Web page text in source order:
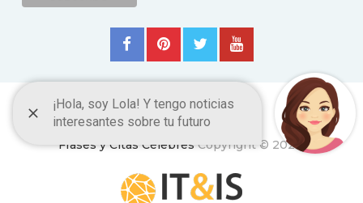
Frases y Citas Célebres Copyright © 2026.